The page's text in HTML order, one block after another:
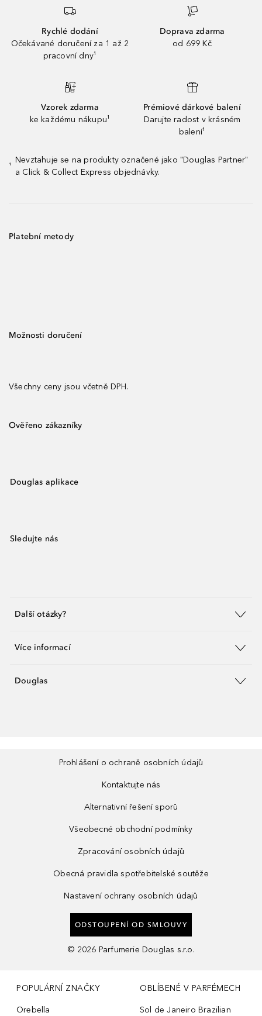
Rychlé dodání
Očekávané doručení za 1 až 2
pracovní dny¹
Doprava zdarma
od 699 Kč
Vzorek zdarma
ke každému nákupu¹
Prémiové dárkové balení
Darujte radost v krásném
balení¹
¹
Nevztahuje se na produkty označené jako "Douglas Partner"
a Click & Collect Express objednávky.
Platební metody
Možnosti doručení
Všechny ceny jsou včetně DPH.
Ověřeno zákazníky
Douglas aplikace
Sledujte nás
Další otázky?
Více informací
Douglas
Prohlášení o ochraně osobních údajů
Kontaktujte nás
Alternativní řešení sporů
Všeobecné obchodní podmínky
Zpracování osobních údajů
Obecná pravidla spotřebitelské soutěže
Nastavení ochrany osobních údajů
ODSTOUPENÍ OD SMLOUVY
© 2026 Parfumerie Douglas s.r.o.
POPULÁRNÍ ZNAČKY
Orebella
OBLÍBENÉ V PARFÉMECH
Sol de Janeiro Brazilian